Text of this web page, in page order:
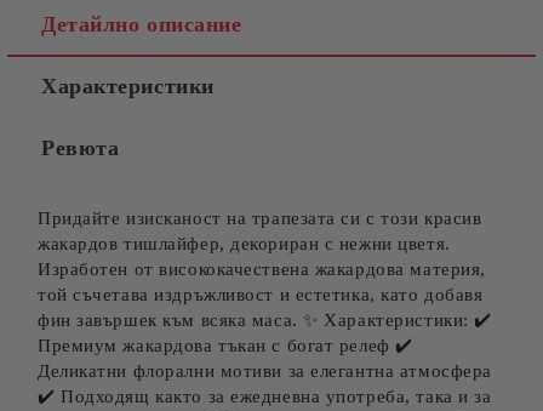
Детайлно описание
Характеристики
Ревюта
Придайте изисканост на трапезата си с този красив
жакардов тишлайфер, декориран с нежни цветя.
Изработен от висококачествена жакардова материя,
той съчетава издръжливост и естетика, като добавя
фин завършек към всяка маса. ✨ Характеристики: ✔️
Премиум жакардова тъкан с богат релеф ✔️
Деликатни флорални мотиви за елегантна атмосфера
✔️ Подходящ както за ежедневна употреба, така и за